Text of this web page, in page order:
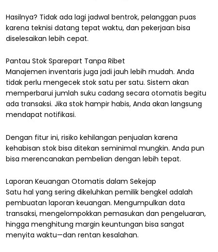
Hasilnya? Tidak ada lagi jadwal bentrok, pelanggan puas
karena teknisi datang tepat waktu, dan pekerjaan bisa
diselesaikan lebih cepat.
Pantau Stok Sparepart Tanpa Ribet
Manajemen inventaris juga jadi jauh lebih mudah. Anda
tidak perlu mengecek stok satu per satu. Sistem akan
memperbarui jumlah suku cadang secara otomatis begitu
ada transaksi. Jika stok hampir habis, Anda akan langsung
mendapat notifikasi.
Dengan fitur ini, risiko kehilangan penjualan karena
kehabisan stok bisa ditekan seminimal mungkin. Anda pun
bisa merencanakan pembelian dengan lebih tepat.
Laporan Keuangan Otomatis dalam Sekejap
Satu hal yang sering dikeluhkan pemilik bengkel adalah
pembuatan laporan keuangan. Mengumpulkan data
transaksi, mengelompokkan pemasukan dan pengeluaran,
hingga menghitung margin keuntungan bisa sangat
menyita waktu—dan rentan kesalahan.